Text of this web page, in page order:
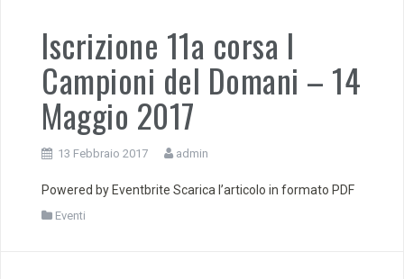
Iscrizione 11a corsa I
Campioni del Domani – 14
Maggio 2017
13 Febbraio 2017 admin
Powered by Eventbrite Scarica l’articolo in formato PDF
Eventi